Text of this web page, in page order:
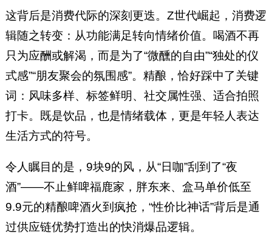
这背后是消费代际的深刻更迭。Z世代崛起，消费逻
辑随之转变：从功能满足转向情绪价值。喝酒不再
只为应酬或解渴，而是为了“微醺的自由”“独处的仪
式感”“朋友聚会的氛围感”。精酿，恰好踩中了关键
词：风味多样、标签鲜明、社交属性强、适合拍照
打卡。既是饮品，也是情绪载体，更是年轻人表达
生活方式的符号。
令人瞩目的是，9块9的风，从“日咖”刮到了“夜
酒”——不止鲜啤福鹿家，胖东来、盒马单价低至
9.9元的精酿啤酒火到疯抢，“性价比神话”背后是通
过供应链优势打造出的快消爆品逻辑。